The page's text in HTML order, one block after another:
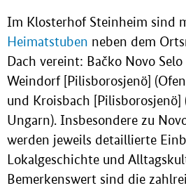
Im Klosterhof Steinheim sind
Heimatstuben neben dem
Dach vereint: Bačko Novo
Weindorf [Pilisborosjenö]
und Kroisbach [Pilisborosjenö]
Ungarn). Insbesondere zu
werden jeweils detaillierte
Lokalgeschichte und
Bemerkenswert sind die